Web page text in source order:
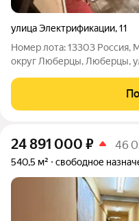
улица Электрификации,11
Номер лота: 13303 Россия,
округ Люберцы, Люберцы,
помещения Продается
жилом доме. Объект
24 891 000 ₽ 46
540,5 м² свободное